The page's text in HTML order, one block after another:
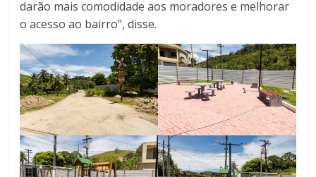
darão mais comodidade aos moradores e melhorar
o acesso ao bairro”, disse.